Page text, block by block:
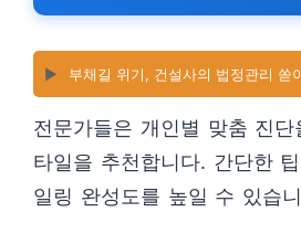
▶️ 부채길 위기, 건설사의 법정관리 쏟
전문가들은 개인별 맞춤 진
타일을 추천합니다. 간단한
일링 완성도를 높일 수 있습